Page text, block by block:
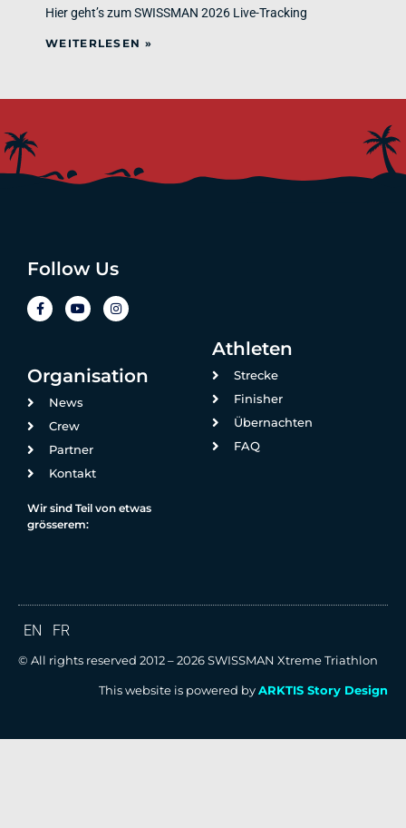
Hier geht’s zum SWISSMAN 2026 Live-Tracking
WEITERLESEN »
Wir sind Teil von etwas
grösserem:
Athleten
Strecke
Finisher
Übernachten
FAQ
Organisation
News
Crew
Partner
Kontakt
Follow Us
EN FR
© All rights reserved 2012 – 2026 SWISSMAN Xtreme Triathlon
This website is powered byARKTIS Story Design